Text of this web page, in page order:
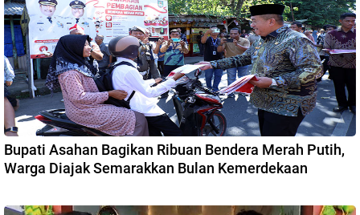
Bupati Asahan Bagikan Ribuan Bendera Merah Putih,
Warga Diajak Semarakkan Bulan Kemerdekaan